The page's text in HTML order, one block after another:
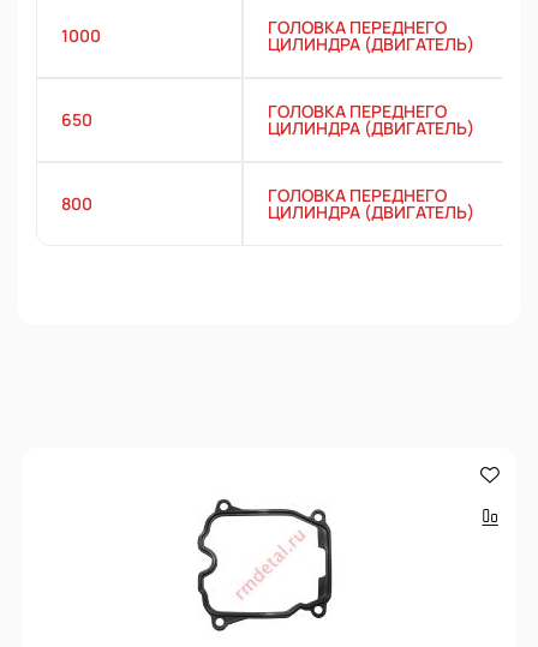
1000 ГОЛОВКА ПЕРЕДНЕГО
ЦИЛИНДРА (ДВИГАТЕЛЬ)
650 ГОЛОВКА ПЕРЕДНЕГО
ЦИЛИНДРА (ДВИГАТЕЛЬ)
800 ГОЛОВКА ПЕРЕДНЕГО
ЦИЛИНДРА (ДВИГАТЕЛЬ)